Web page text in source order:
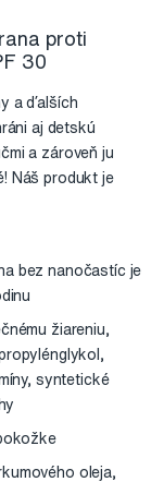
proti
30
a ďalších
aj detskú
a zároveň ju
Náš produkt je
bez nanočastíc je
žiareniu,
syntetické
oleja,